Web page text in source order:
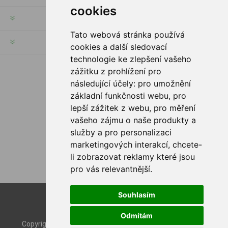
cookies
Tato webová stránka používá
cookies a další sledovací
technologie ke zlepšení vašeho
zážitku z prohlížení pro
následující účely: pro umožnění
základní funkčnosti webu, pro
lepší zážitek z webu, pro měření
vašeho zájmu o naše produkty a
služby a pro personalizaci
marketingových interakcí, chcete-
li zobrazovat reklamy které jsou
pro vás relevantnější.
Souhlasím
Odmítám
KUNDENSERVICE
HILFE & SERVICE
FOLGE UNS
ZAHLUNGSMÖGLICHKEITEN
Powered bynopCommerce
Nop-Templates.com
Copyright © 2026 Rybashop CZ. Alle Rechte vorbehalten.